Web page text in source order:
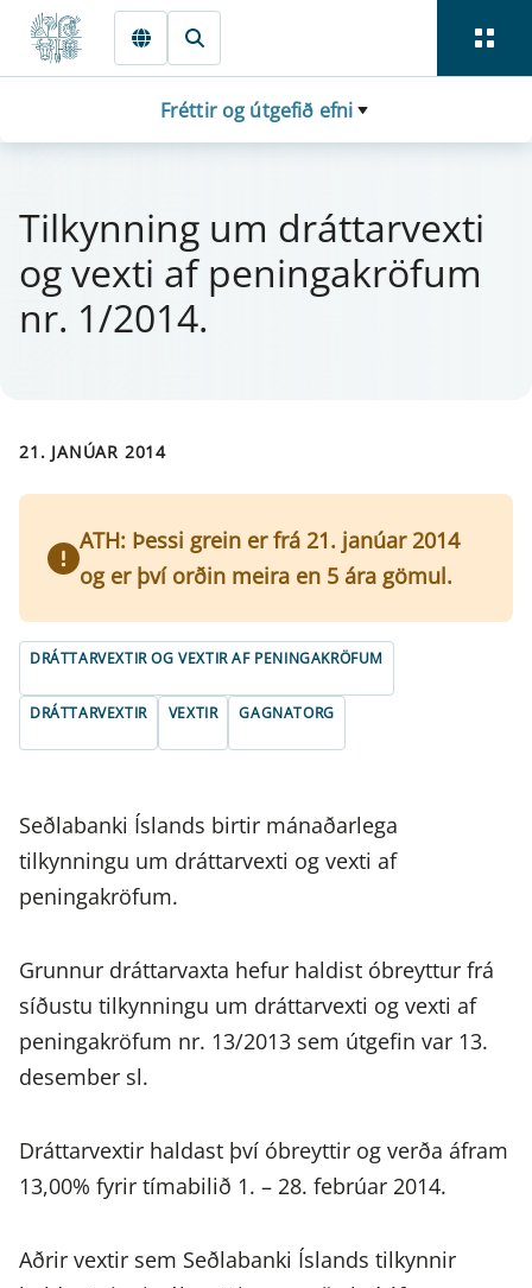
Fara beint í Meginmál
Fréttir og útgefið efni
Til­kynn­ing um drá­tt­a­rvexti
og vexti af pen­inga­krö­f­um
nr. 1/2014.
21. JANÚAR 2014
ATH: Þessi grein er frá 21. janúar 2014
og er því orðin meira en 5 ára gömul.
DRÁTTARVEXTIR OG VEXTIR AF PENINGAKRÖFUM
DRÁTTARVEXTIR VEXTIR GAGNATORG
Seðlabanki Íslands birtir mánaðarlega
tilkynningu um dráttarvexti og vexti af
peningakröfum.
Grunnur dráttarvaxta hefur haldist óbreyttur frá
síðustu tilkynningu um dráttarvexti og vexti af
peningakröfum nr. 13/2013 sem útgefin var 13.
desember sl.
Dráttarvextir haldast því óbreyttir og verða áfram
13,00% fyrir tímabilið 1. – 28. febrúar 2014.
Aðrir vextir sem Seðlabanki Íslands tilkynnir